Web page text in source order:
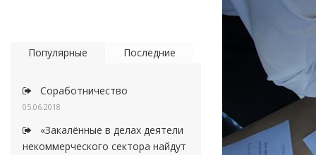
Популярные Последние
Соработничество
05.06.2018
«Закалённые в делах деятели
некоммерческого сектора найдут